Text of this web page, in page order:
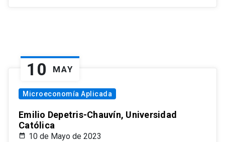
10 MAY
Microeconomía Aplicada
Emilio Depetris-Chauvín, Universidad
Católica
10 de Mayo de 2023